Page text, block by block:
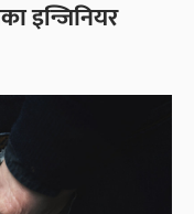
इन्जिनियर